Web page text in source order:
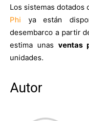
Los sistemas dotados
Phi ya están
desembarco a partir
estima unas ventas
unidades.
Autor